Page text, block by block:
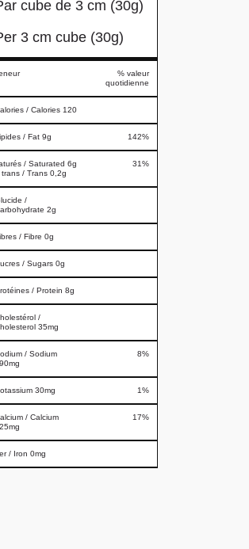
cube de 3 cm (30g)
3 cm cube (30g)
% valeur
quotidienne
/ Calories 120
/ Fat 9g 142%
/ Saturated 6g
trans / Trans 0,2g
31%
/
2g
/ Fibre 0g
/ Sugars 0g
/ Protein 8g
/
35mg
/ Sodium
8%
30mg 1%
/ Calcium
17%
/ Iron 0mg